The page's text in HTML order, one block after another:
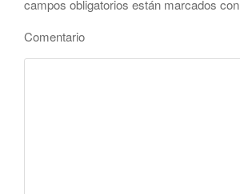
campos obligatorios están marcados con
Comentario